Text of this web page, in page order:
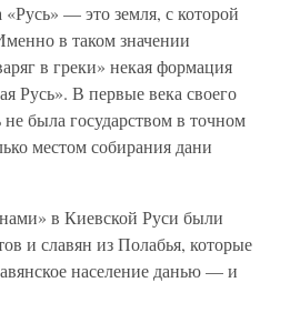
— это земля, с которой
в таком значении
в греки» некая формация
Русь». В первые века своего
была государством в точном
местом собирания дани
в Киевской Руси были
и славян из Полабья, которые
население данью — и